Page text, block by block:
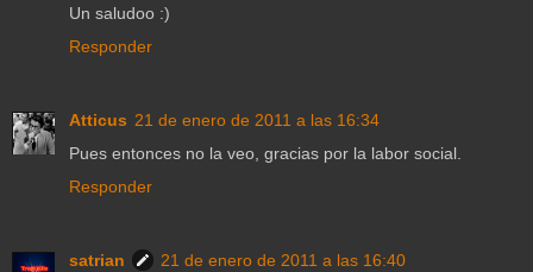
Un saludoo :)
Responder
Atticus 21 de enero de 2011 a las 16:34
Pues entonces no la veo, gracias por la labor social.
Responder
satrian
21 de enero de 2011 a las 16:40